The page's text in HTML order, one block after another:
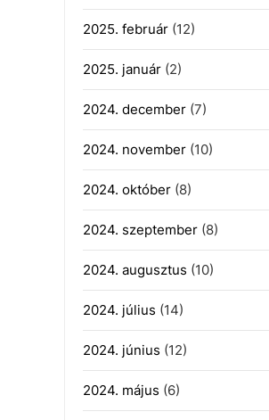
2025. február(12)
2025. január(2)
2024. december(7)
2024. november(10)
2024. október(8)
2024. szeptember(8)
2024. augusztus (10)
2024. július (14)
2024. június (12)
2024. május (6)